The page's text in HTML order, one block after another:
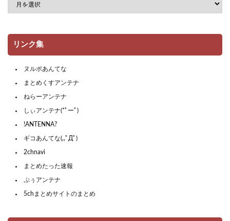
リンク集
ヌルポあんてな
まとめくすアンテナ
ねらーアンテナ
しぃアンテナ(*ﾟーﾟ)
!ANTENNA?
ギコあんてな(,,ﾟДﾟ)
2chnavi
まとめたった速報
ぷぅアンテナ
5chまとめサイトのまとめ